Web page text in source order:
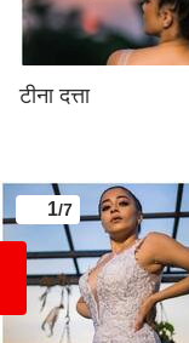
टीना दत्ता
1/7